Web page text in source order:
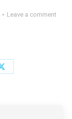
Leave a comment
Share